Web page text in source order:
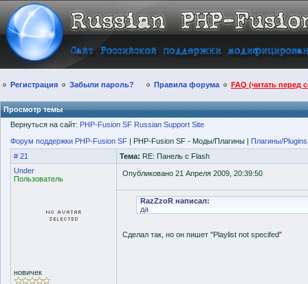
Регистрация Забыли пароль? Правила форума FAQ (читать перед
Просмотр темы
Вернуться на сайт: PHP-Fusion SF Russian Support Site
Форум поддержки PHP-Fusion SF | PHP-Fusion SF - Моды/Плагины | Плагины/Plugins
# 21
Тема: RE: Панель с Flash
Under
Пользователь
новичек
Опубликовано 21 Апреля 2009, 20:39:50
RazZzoR написал:
да
Сделал так, но он пишет "Playlist not specifed"